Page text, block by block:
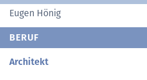
Eugen Hönig
BERUF
Architekt